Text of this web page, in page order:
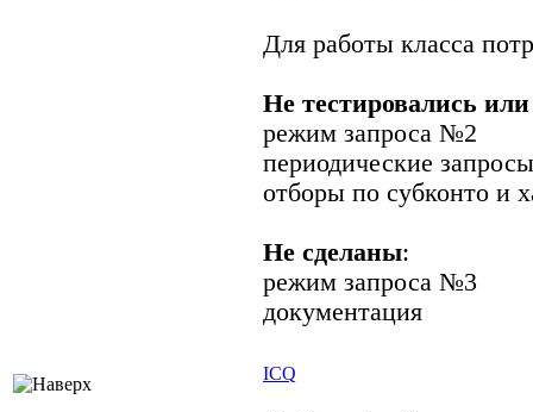
Для работы класса
Не тестировались
режим запроса №2
периодические
отборы по субконто и
Не сделаны:
режим запроса №3
документация
ICQ